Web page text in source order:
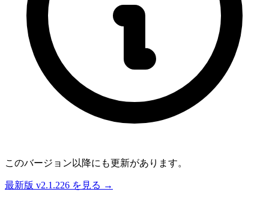
このバージョン以降にも更新があります。
最新版 v2.1.226 を見る →